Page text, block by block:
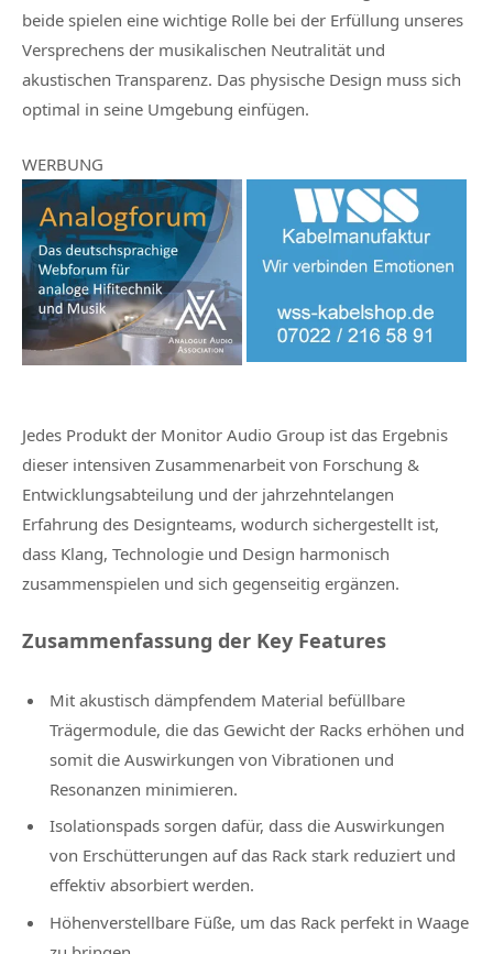
beide spielen eine wichtige Rolle bei der Erfüllung unseres
Versprechens der musikalischen Neutralität und
akustischen Transparenz. Das physische Design muss sich
optimal in seine Umgebung einfügen.
WERBUNG
Jedes Produkt der Monitor Audio Group ist das Ergebnis
dieser intensiven Zusammenarbeit von Forschung &
Entwicklungsabteilung und der jahrzehntelangen
Erfahrung des Designteams, wodurch sichergestellt ist,
dass Klang, Technologie und Design harmonisch
zusammenspielen und sich gegenseitig ergänzen.
Zusammenfassung der Key Features
Mit akustisch dämpfendem Material befüllbare
Trägermodule, die das Gewicht der Racks erhöhen und
somit die Auswirkungen von Vibrationen und
Resonanzen minimieren.
Isolationspads sorgen dafür, dass die Auswirkungen
von Erschütterungen auf das Rack stark reduziert und
effektiv absorbiert werden.
Höhenverstellbare Füße, um das Rack perfekt in Waage